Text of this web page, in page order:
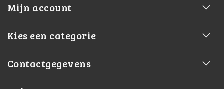
Mijn account
Kies een categorie
Contactgegevens